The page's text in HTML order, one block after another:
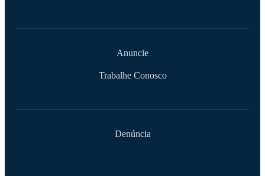
Anuncie
Trabalhe Conosco
Denúncia